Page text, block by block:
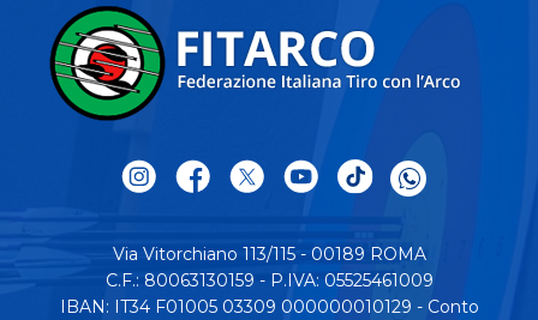
Via Vitorchiano 113/115 - 00189 ROMA
C.F.: 80063130159 - P.IVA: 05525461009
IBAN: IT34 F01005 03309 000000010129 - Conto